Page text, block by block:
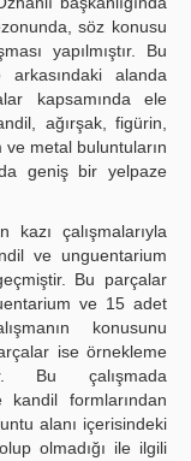
söz konusu
yapılmıştır. Bu
arkasındaki alanda
kapsamında ele
ağırşak, figürin,
metal buluntuların
geniş bir yelpaze
çalışmalarıyla
ve unguentarium
Bu parçalar
ve 15 adet
konusunu
ise örnekleme
Bu çalışmada
formlarından
alanı içerisindeki
olmadığı ile ilgili